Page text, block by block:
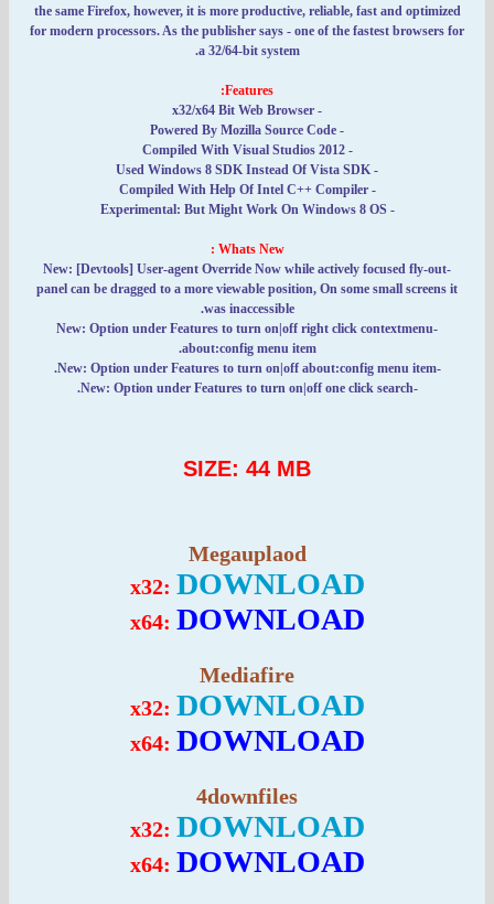
the same Firefox, however, it is more productive, reliable, fast and optimized
for modern processors. As the publisher says - one of the fastest browsers for
a 32/64-bit system.
Features:
- x32/x64 Bit Web Browser
- Powered By Mozilla Source Code
- Compiled With Visual Studios 2012
- Used Windows 8 SDK Instead Of Vista SDK
- Compiled With Help Of Intel C++ Compiler
- Experimental: But Might Work On Windows 8 OS
Whats New :
-New: [Devtools] User-agent Override Now while actively focused fly-out
panel can be dragged to a more viewable position, On some small screens it
was inaccessible.
-New: Option under Features to turn on|off right click contextmenu
about:config menu item.
-New: Option under Features to turn on|off about
:config menu item.
-New: Option under Features to turn on|off one click search.
SIZE: 44 MB
Megauplaod
x32: DOWNLOAD
x64: DOWNLOAD
Mediafire
x32: DOWNLOAD
x64: DOWNLOAD
4downfiles
x32: DOWNLOAD
x64: DOWNLOAD